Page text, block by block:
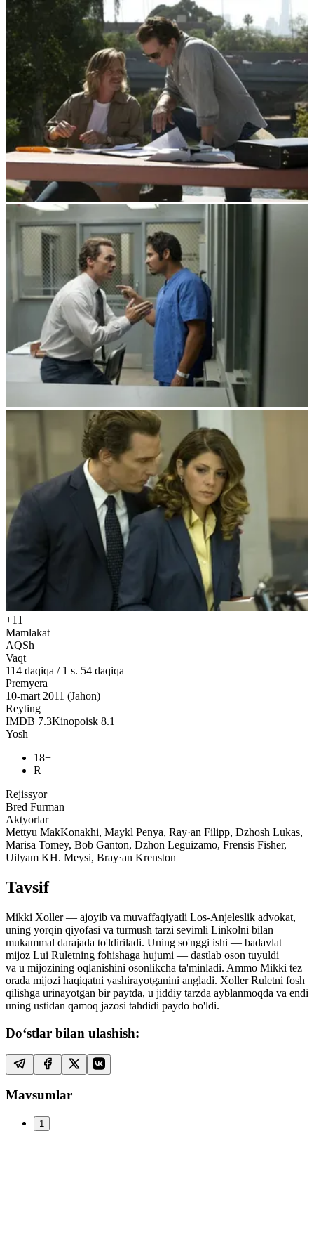
+11
Mamlakat
AQSh
Vaqt
114 daqiqa / 1 s. 54 daqiqa
Premyera
10-mart 2011 (Jahon)
Reyting
IMDB 7.3Kinopoisk 8.1
Yosh
18+
R
Rejissyor
Bred Furman
Aktyorlar
Mettyu MakKonakhi, Maykl Penya, Ray·an Filipp, Dzhosh Lukas,
Marisa Tomey, Bob Ganton, Dzhon Leguizamo, Frensis Fisher,
Uilyam KH. Meysi, Bray·an Krenston
Tavsif
Mikki Xoller — ajoyib va muvaffaqiyatli Los-Anjeleslik advokat,
uning yorqin qiyofasi va turmush tarzi sevimli Linkolni bilan
mukammal darajada to'ldiriladi. Uning so'nggi ishi — badavlat
mijoz Lui Ruletning fohishaga hujumi — dastlab oson tuyuldi
va u mijozining oqlanishini osonlikcha ta'minladi. Ammo Mikki tez
orada mijozi haqiqatni yashirayotganini angladi. Xoller Ruletni fosh
qilishga urinayotgan bir paytda, u jiddiy tarzda ayblanmoqda va endi
uning ustidan qamoq jazosi tahdidi paydo bo'ldi.
Do‘stlar bilan ulashish:
Mavsumlar
1